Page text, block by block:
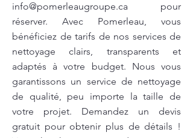
info@pomerleaugroupe.ca pour
réserver. Avec Pomerleau, vous
bénéficiez de tarifs de nos services de
nettoyage clairs, transparents et
adaptés à votre budget. Nous vous
garantissons un service de nettoyage
de qualité, peu importe la taille de
votre projet. Demandez un devis
gratuit pour obtenir plus de détails !